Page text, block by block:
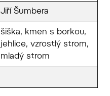
Jiří Šumbera
šiška, kmen s borkou,
jehlice, vzrostlý strom,
mladý strom